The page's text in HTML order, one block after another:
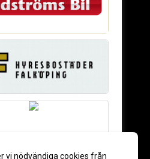
vi nödvändiga cookies från